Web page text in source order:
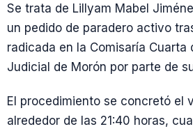
Se trata de Lillyam Mabel
un pedido de paradero activo
radicada en la Comisaría Cuarta
Judicial de Morón por parte de
El procedimiento se concretó el
alrededor de las 21:40 horas,